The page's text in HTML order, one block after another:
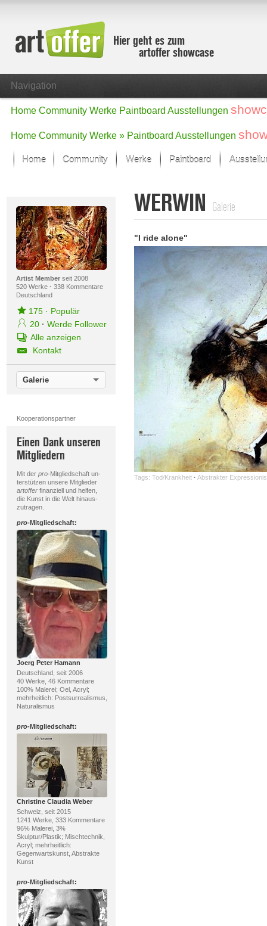
Hier geht es zum
artoffer showcase
Navigation
Home Community Werke Paintboard Ausstellungen
Home Community Werke » Paintboard Ausstellungen
Home Community Werke
Der letzte Monat im Fokus
Alle Fokus-Werke
Fokus-Werke
Neue Werke – Auswahl
Alle neuen Werke
Paintboard
Artist Memberseit 2008
520 Werke · 338 Kommentare
Deutschland
175· Populär
20 · Werde Follower
Alle anzeigen
Kontakt
Galerie
Kooperationspartner
Einen Dank unseren
Mitgliedern
Mit der pro-Mitgliedschaft un-
terstützen unsere Mitglieder
artofferfinanziell und helfen,
die Kunst in die Welt hinaus-
zutragen.
pro-Mitgliedschaft:
Joerg Peter Hamann
Deutschland, seit 2006
40 Werke, 46 Kommentare
100% Malerei; Oel, Acryl;
mehrheitlich: Postsurrealismus,
Naturalismus
pro-Mitgliedschaft:
Christine Claudia Weber
Schweiz, seit 2015
1241 Werke, 333 Kommentare
96% Malerei, 3%
Skulptur/Plastik; Mischtechnik,
Acryl; mehrheitlich:
Gegenwartskunst, Abstrakte
Kunst
pro-Mitgliedschaft:
WERWIN Galerie
"I ride alone"
Tags: Tod/Krankheit · Abstrakter